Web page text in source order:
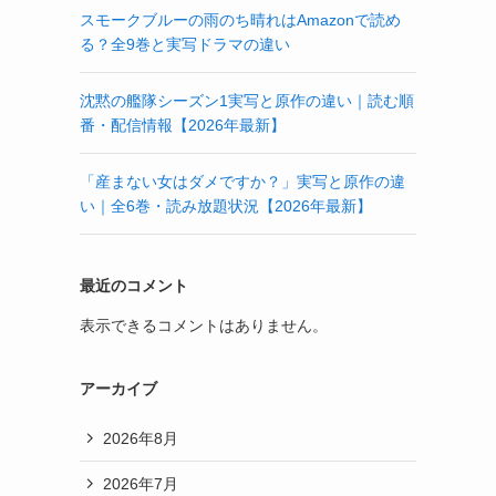
スモークブルーの雨のち晴れはAmazonで読め
る？全9巻と実写ドラマの違い
沈黙の艦隊シーズン1実写と原作の違い｜読む順
番・配信情報【2026年最新】
「産まない女はダメですか？」実写と原作の違
い｜全6巻・読み放題状況【2026年最新】
最近のコメント
表示できるコメントはありません。
アーカイブ
2026年8月
2026年7月